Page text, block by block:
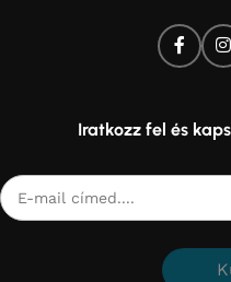
Iratkozz fel és